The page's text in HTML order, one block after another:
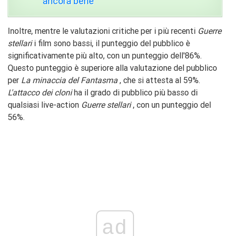
Inoltre, mentre le valutazioni critiche per i più recenti Guerre
stellarii film sono bassi, il punteggio del pubblico è
significativamente più alto, con un punteggio dell'86%.
Questo punteggio è superiore alla valutazione del pubblico
per La minaccia del Fantasma , che si attesta al 59%.
L'attacco dei cloniha il grado di pubblico più basso di
qualsiasi live-action Guerre stellari, con un punteggio del
56%.
ad